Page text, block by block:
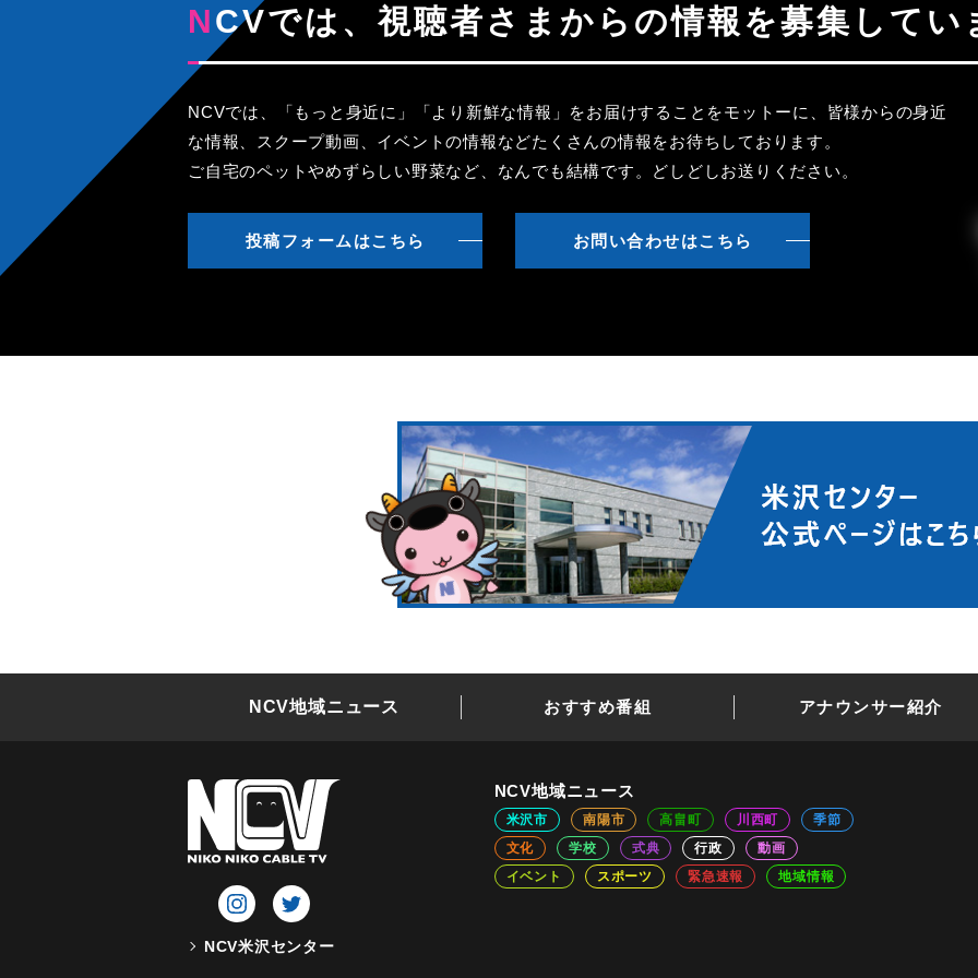
NCVでは、視聴者さまからの情報を募集してい
NCVでは、「もっと身近に」「より新鮮な情報」をお届けすることをモットーに、皆様からの身近
な情報、スクープ動画、イベントの情報などたくさんの情報をお待ちしております。
ご自宅のペットやめずらしい野菜など、なんでも結構です。どしどしお送りください。
投稿フォームはこちら お問い合わせはこちら
NCV地域ニュース おすすめ番組 アナウンサー紹介
NCV米沢センター
NCV地域ニュース
米沢市 南陽市 高畠町 川西町
季節
文化
学校 式典 行政
動画
イベント
スポーツ 緊急速報 地域情報